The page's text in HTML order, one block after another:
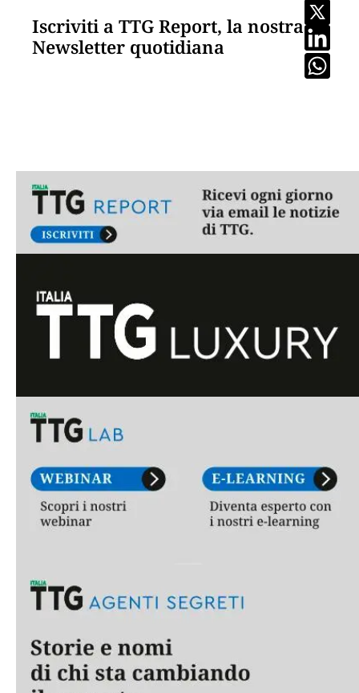
Iscriviti a TTG Report, la nostra
Newsletter quotidiana